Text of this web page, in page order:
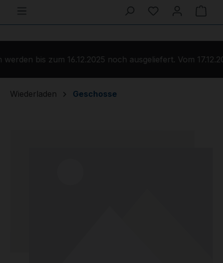
Du hast 0
bis zum 16.12.2025 noch ausgeliefert. Vom
Wiederladen Geschosse